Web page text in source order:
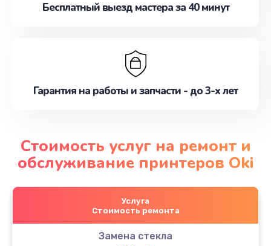
Бесплатный выезд мастера за 40 минут
Гарантия на работы и запчасти - до 3-х лет
Стоимость услуг на ремонт и
обслуживание принтеров Oki
Услуга
Стоимость ремонта
Замена стекла